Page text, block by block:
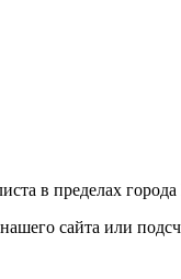
в пределах
сайта или